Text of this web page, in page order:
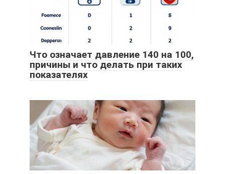
Что означает давление 140 на 100,
причины и что делать при таких
показателях